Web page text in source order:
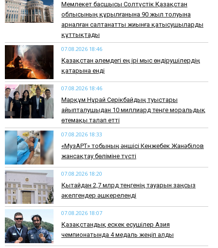
Мемлекет басшысы Солтүстік Қазақстан
облысының құрылғанына 90 жыл толуына
арналған салтанатты жиынға қатысушыларды
құттықтады
07.08.2026 18:46
Қазақстан әлемдегі ең ірі мыс өндірушілердің
қатарына енді
07.08.2026 18:46
Марқұм Нұрай Серікбайдың туыстары
айыпталушыдан 10 миллиард теңге моральдық
өтемақы талап етті
07.08.2026 18:33
«МузАРТ» тобының әншісі Кенжебек Жанәбілов
жансақтау бөліміне түсті
07.08.2026 18:20
Қытайдан 2,7 млрд теңгенің тауарын заңсыз
әкелгендер әшкереленді
07.08.2026 18:07
Қазақстандық ескек есушілер Азия
чемпионатында 4 медаль жеңіп алды